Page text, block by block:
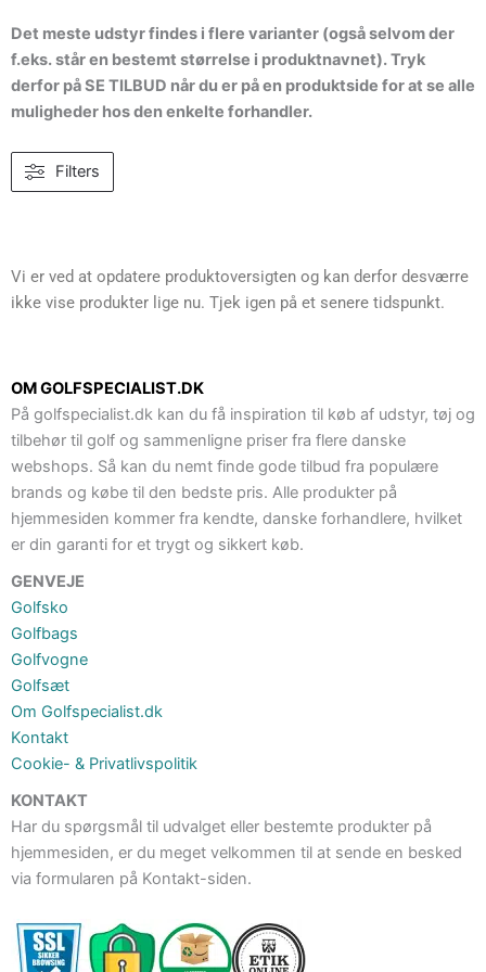
Det meste udstyr findes i flere varianter (også selvom der
f.eks. står en bestemt størrelse i produktnavnet). Tryk
derfor på SE TILBUD når du er på en produktside for at se alle
muligheder hos den enkelte forhandler.
Filters
Vi er ved at opdatere produktoversigten og kan derfor desværre
ikke vise produkter lige nu. Tjek igen på et senere tidspunkt.
OM GOLFSPECIALIST.DK
På golfspecialist.dk kan du få inspiration til køb af udstyr, tøj og
tilbehør til golf og sammenligne priser fra flere danske
webshops. Så kan du nemt finde gode tilbud fra populære
brands og købe til den bedste pris. Alle produkter på
hjemmesiden kommer fra kendte, danske forhandlere, hvilket
er din garanti for et trygt og sikkert køb.
GENVEJE
Golfsko
Golfbags
Golfvogne
Golfsæt
Om Golfspecialist.dk
Kontakt
Cookie- & Privatlivspolitik
KONTAKT
Har du spørgsmål til udvalget eller bestemte produkter på
hjemmesiden, er du meget velkommen til at sende en besked
via formularen på Kontakt-siden.